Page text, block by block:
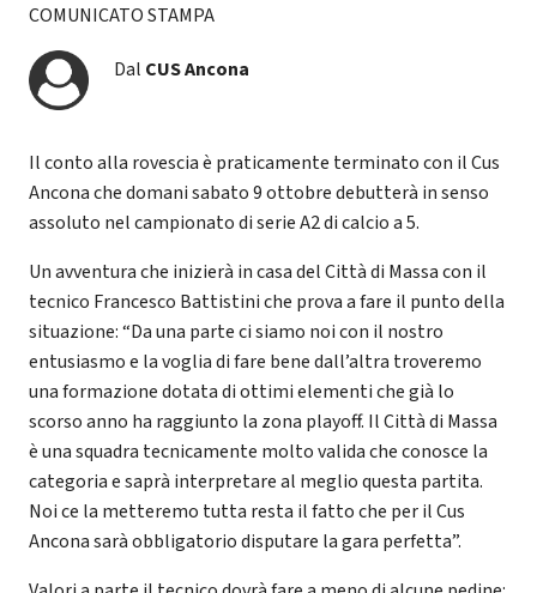
COMUNICATO STAMPA
Dal CUS Ancona
Il conto alla rovescia è praticamente terminato con il Cus
Ancona che domani sabato 9 ottobre debutterà in senso
assoluto nel campionato di serie A2 di calcio a 5.
Un avventura che inizierà in casa del Città di Massa con il
tecnico Francesco Battistini che prova a fare il punto della
situazione: “Da una parte ci siamo noi con il nostro
entusiasmo e la voglia di fare bene dall’altra troveremo
una formazione dotata di ottimi elementi che già lo
scorso anno ha raggiunto la zona playoff. Il Città di Massa
è una squadra tecnicamente molto valida che conosce la
categoria e saprà interpretare al meglio questa partita.
Noi ce la metteremo tutta resta il fatto che per il Cus
Ancona sarà obbligatorio disputare la gara perfetta”.